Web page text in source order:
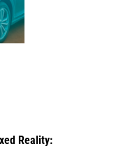
Reality: